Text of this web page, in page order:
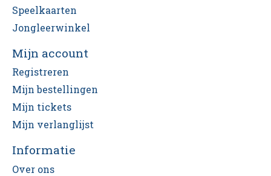
Speelkaarten
Jongleerwinkel
Mijn account
Registreren
Mijn bestellingen
Mijn tickets
Mijn verlanglijst
Informatie
Over ons